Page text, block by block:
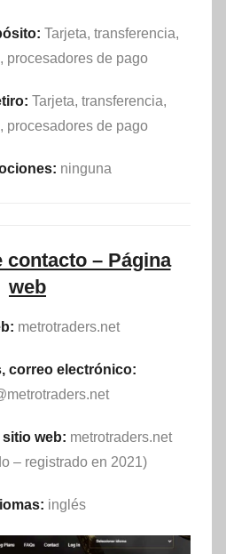
Tarjeta, transferencia,
procesadores de pago
Tarjeta, transferencia,
procesadores de pago
ninguna
contacto – Página
web
metrotraders.net
correo electrónico:
web: metrotraders.net
– registrado en 2021)
inglés